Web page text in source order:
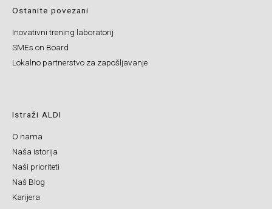
Ostanite povezani
Inovativni trening laboratorij
SMEs on Board
Lokalno partnerstvo za zapošljavanje
Istraži ALDI
O nama
Naša istorija
Naši prioriteti
Naš Blog
Karijera